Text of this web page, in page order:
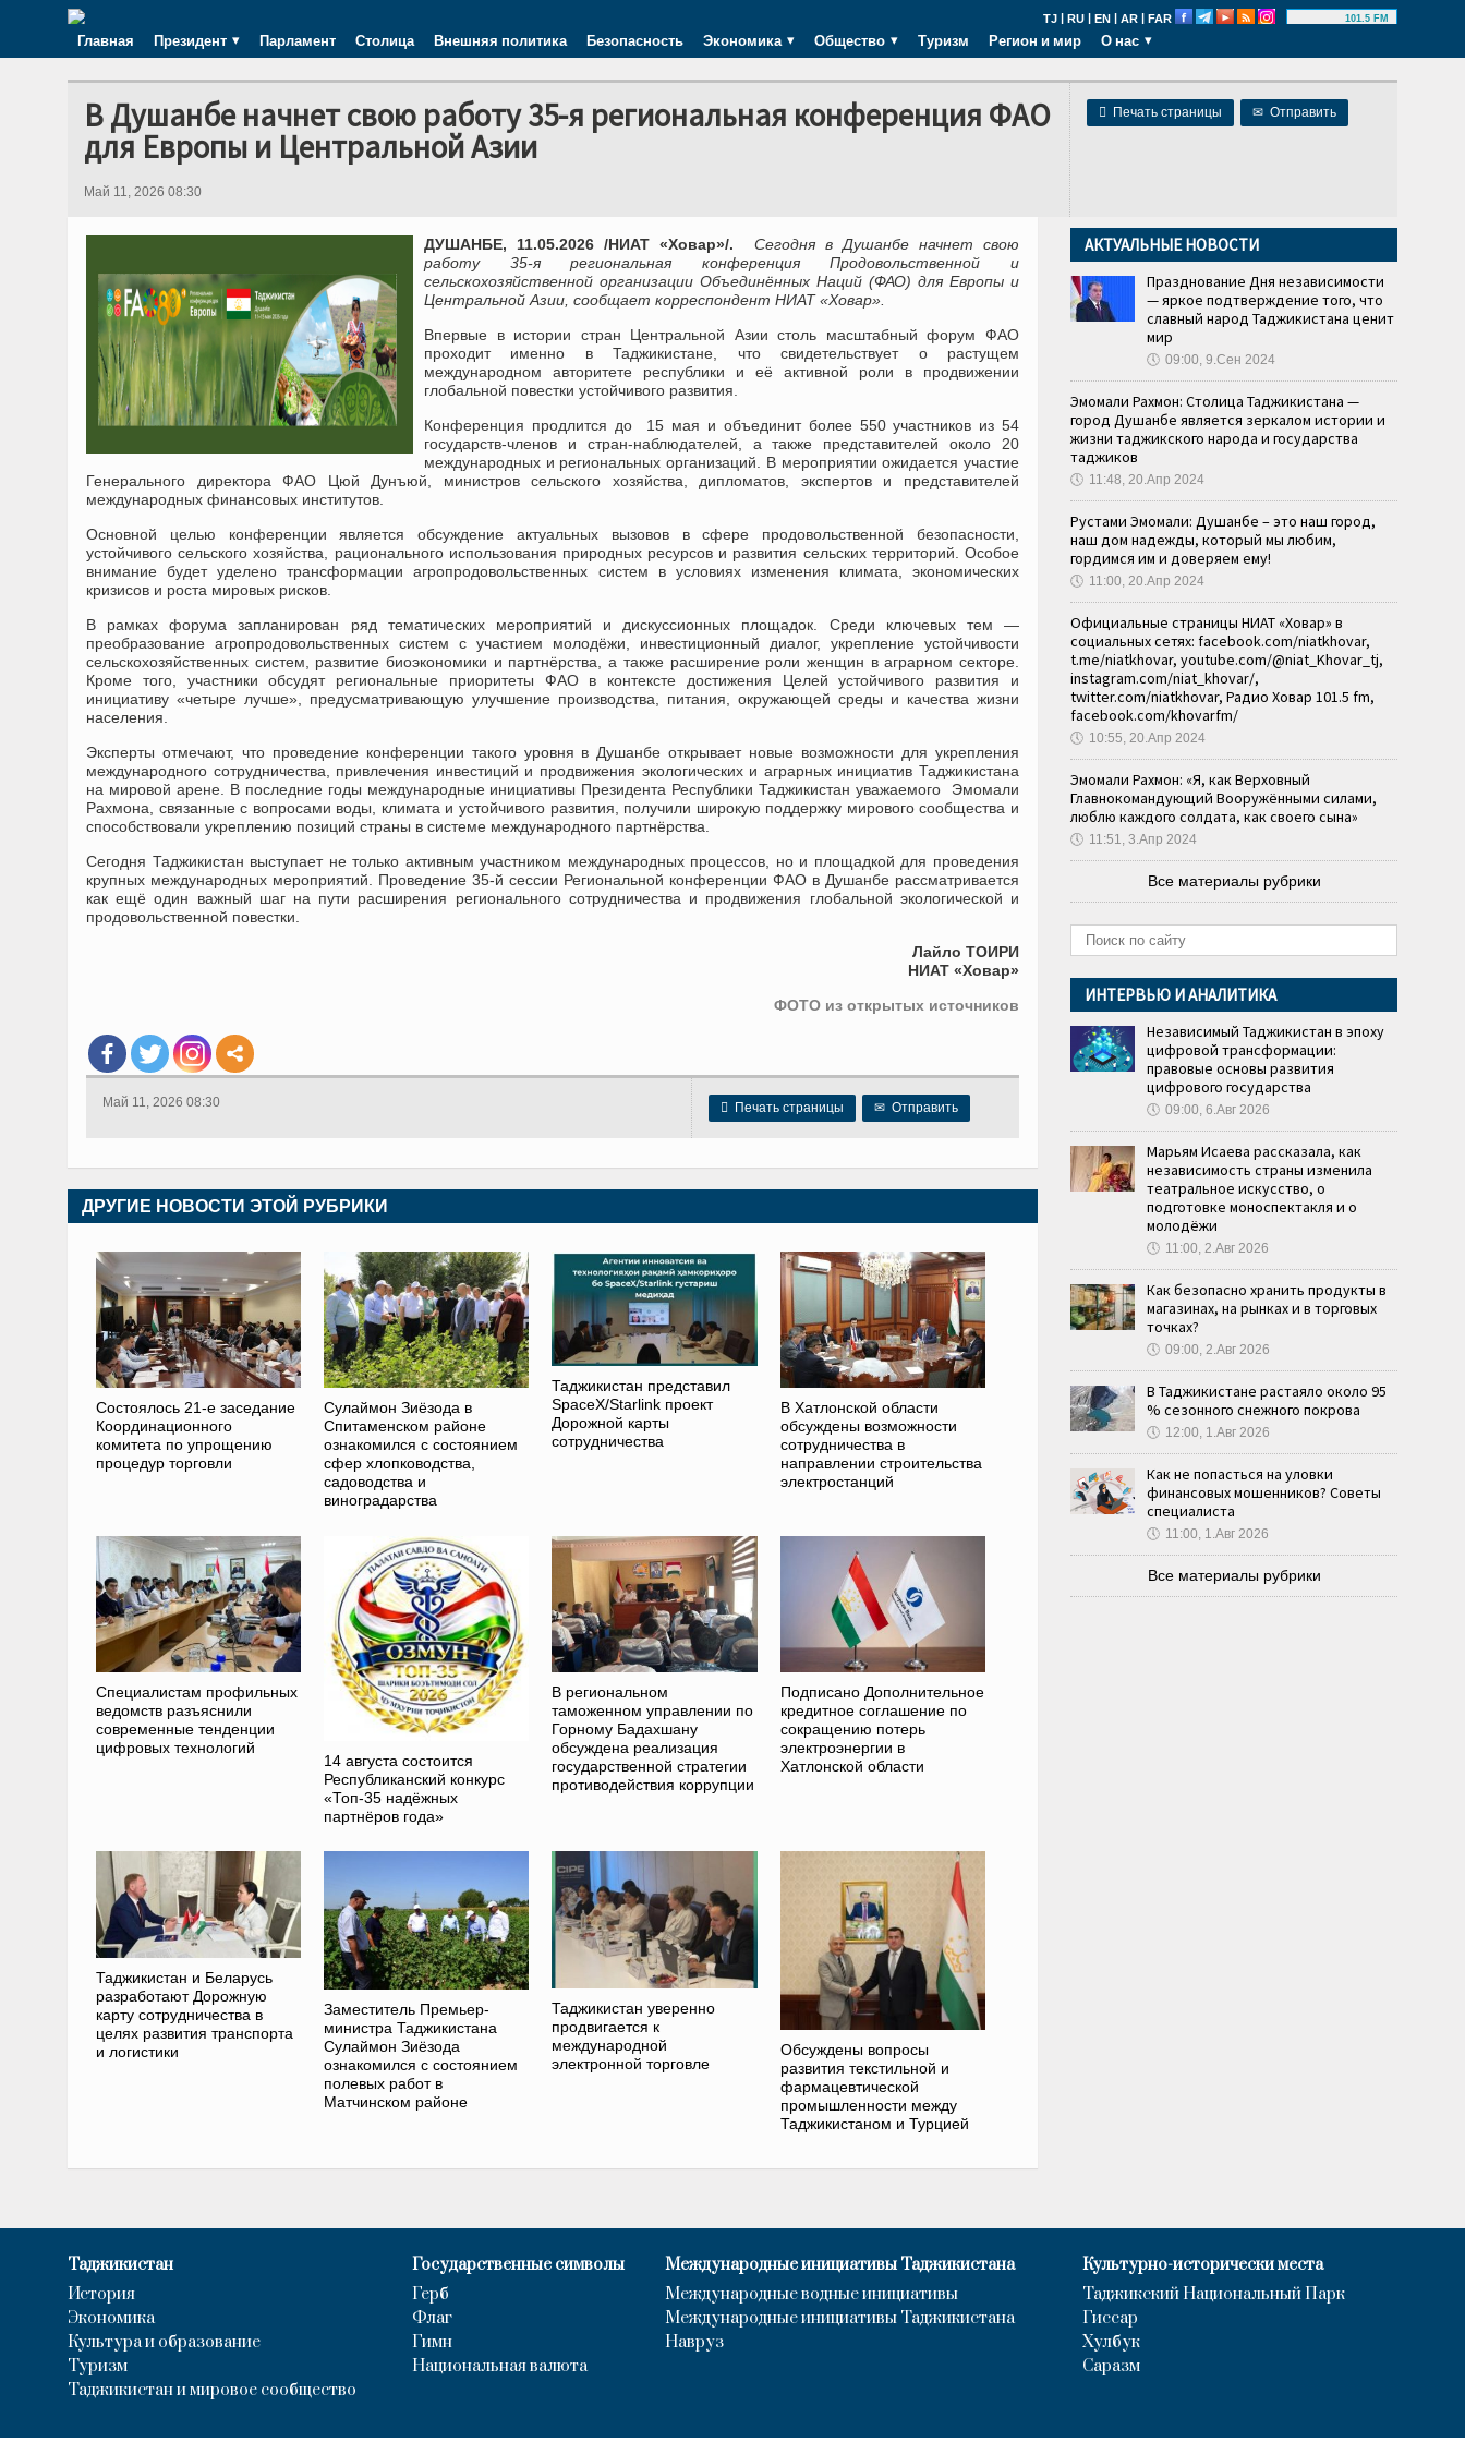
TJ | RU | EN | AR | FAR 101.5 FM
Главная Президент Парламент Столица Внешняя политика Безопасность Экономика Общество Туризм Регион и мир О нас
 Печать страницы ✉ Отправить
В Душанбе начнет свою работу 35-я региональная конференция ФАО
для Европы и Центральной Азии
Май 11, 2026 08:30
ДУШАНБЕ, 11.05.2026 /НИАТ «Ховар»/.
Сегодня в Душанбе начнет свою
работу 35-я региональная конференция Продовольственной и
сельскохозяйственной организации Объединённых Наций (ФАО) для Европы и
Центральной Азии, сообщает корреспондент НИАТ «Ховар».
Впервые в истории стран Центральной Азии столь масштабный форум ФАО
проходит именно в Таджикистане, что свидетельствует о растущем
международном авторитете республики и её активной роли в продвижении
глобальной повестки устойчивого развития.
Конференция продлится до 15 мая и объединит более 550 участников из 54
государств-членов и стран-наблюдателей, а также представителей около 20
международных и региональных организаций. В мероприятии ожидается участие
Генерального директора ФАО Цюй Дунъюй, министров сельского хозяйства, дипломатов, экспертов и представителей
международных финансовых институтов.
Основной целью конференции является обсуждение актуальных вызовов в сфере продовольственной безопасности,
устойчивого сельского хозяйства, рационального использования природных ресурсов и развития сельских территорий. Особое
внимание будет уделено трансформации агропродовольственных систем в условиях изменения климата, экономических
кризисов и роста мировых рисков.
В рамках форума запланирован ряд тематических мероприятий и дискуссионных площадок. Среди ключевых тем —
преобразование агропродовольственных систем с участием молодёжи, инвестиционный диалог, укрепление устойчивости
сельскохозяйственных систем, развитие биоэкономики и партнёрства, а также расширение роли женщин в аграрном секторе.
Кроме того, участники обсудят региональные приоритеты ФАО в контексте достижения Целей устойчивого развития и
инициативу «четыре лучше», предусматривающую улучшение производства, питания, окружающей среды и качества жизни
населения.
Эксперты отмечают, что проведение конференции такого уровня в Душанбе открывает новые возможности для укрепления
международного сотрудничества, привлечения инвестиций и продвижения экологических и аграрных инициатив Таджикистана
на мировой арене. В последние годы международные инициативы Президента Республики Таджикистан уважаемого Эмомали
Рахмона, связанные с вопросами воды, климата и устойчивого развития, получили широкую поддержку мирового сообщества и
способствовали укреплению позиций страны в системе международного партнёрства.
Сегодня Таджикистан выступает не только активным участником международных процессов, но и площадкой для проведения
крупных международных мероприятий. Проведение 35-й сессии Региональной конференции ФАО в Душанбе рассматривается
как ещё один важный шаг на пути расширения регионального сотрудничества и продвижения глобальной экологической и
продовольственной повестки.
Лайло ТОИРИ
НИАТ «Ховар»
ФОТО из открытых источников
 Печать страницы ✉ Отправить
Май 11, 2026 08:30
ДРУГИЕ НОВОСТИ ЭТОЙ РУБРИКИ
Состоялось 21-е заседание
Координационного
комитета по упрощению
процедур торговли
Сулаймон Зиёзода в
Спитаменском районе
ознакомился с состоянием
сфер хлопководства,
садоводства и
виноградарства
Таджикистан представил
SpaceX/Starlink проект
Дорожной карты
сотрудничества
В Хатлонской области
обсуждены возможности
сотрудничества в
направлении строительства
электростанций
Специалистам профильных
ведомств разъяснили
современные тенденции
цифровых технологий
14 августа состоится
Республиканский конкурс
«Топ-35 надёжных
партнёров года»
В региональном
таможенном управлении по
Горному Бадахшану
обсуждена реализация
государственной стратегии
противодействия коррупции
Подписано Дополнительное
кредитное соглашение по
сокращению потерь
электроэнергии в
Хатлонской области
Таджикистан и Беларусь
разработают Дорожную
карту сотрудничества в
целях развития транспорта
и логистики
Заместитель Премьер-
министра Таджикистана
Сулаймон Зиёзода
ознакомился с состоянием
полевых работ в
Матчинском районе
Таджикистан уверенно
продвигается к
международной
электронной торговле
Обсуждены вопросы
развития текстильной и
фармацевтической
промышленности между
Таджикистаном и Турцией
АКТУАЛЬНЫЕ НОВОСТИ
Празднование Дня независимости
— яркое подтверждение того, что
славный народ Таджикистана ценит
мир
🕔 09:00, 9.Сен 2024
Эмомали Рахмон: Столица Таджикистана —
город Душанбе является зеркалом истории и
жизни таджикского народа и государства
таджиков
🕔 11:48, 20.Апр 2024
Рустами Эмомали: Душанбе – это наш город,
наш дом надежды, который мы любим,
гордимся им и доверяем ему!
🕔 11:00, 20.Апр 2024
Официальные страницы НИАТ «Ховар» в
социальных сетях: facebook.com/niatkhovar,
t.me/niatkhovar, youtube.com/@niat_Khovar_tj,
instagram.com/niat_khovar/,
twitter.com/niatkhovar, Радио Ховар 101.5 fm,
facebook.com/khovarfm/
🕔 10:55, 20.Апр 2024
Эмомали Рахмон: «Я, как Верховный
Главнокомандующий Вооружёнными силами,
люблю каждого солдата, как своего сына»
🕔 11:51, 3.Апр 2024
Все материалы рубрики
ИНТЕРВЬЮ И АНАЛИТИКА
Независимый Таджикистан в эпоху
цифровой трансформации:
правовые основы развития
цифрового государства
🕔 09:00, 6.Авг 2026
Марьям Исаева рассказала, как
независимость страны изменила
театральное искусство, о
подготовке моноспектакля и о
молодёжи
🕔 11:00, 2.Авг 2026
Как безопасно хранить продукты в
магазинах, на рынках и в торговых
точках?
🕔 09:00, 2.Авг 2026
В Таджикистане растаяло около 95
% сезонного снежного покрова
🕔 12:00, 1.Авг 2026
Как не попасться на уловки
финансовых мошенников? Советы
специалиста
🕔 11:00, 1.Авг 2026
Все материалы рубрики
Таджикистан
История
Экономика
Культура и образование
Туризм
Таджикистан и мировое сообщество
Государственные символы
Герб
Флаг
Гимн
Национальная валюта
Международные инициативы Таджикистана
Международные водные инициативы
Международные инициативы Таджикистана
Навруз
Культурно-исторически места
Таджикский Национальный Парк
Гиссар
Хулбук
Саразм